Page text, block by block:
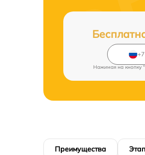
Нажимая на кнопку
Преимущества